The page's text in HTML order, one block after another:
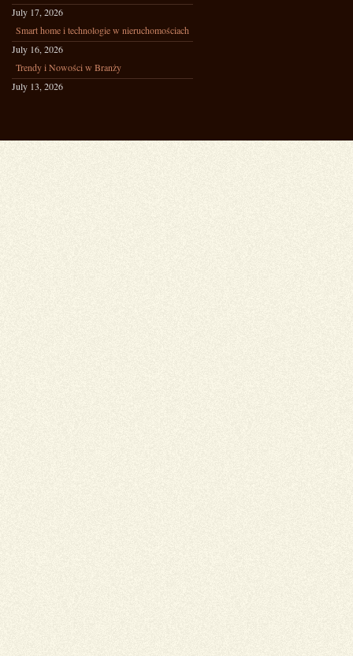
July 17, 2026
Smart home i technologie w nieruchomościach
July 16, 2026
Trendy i Nowości w Branży
July 13, 2026